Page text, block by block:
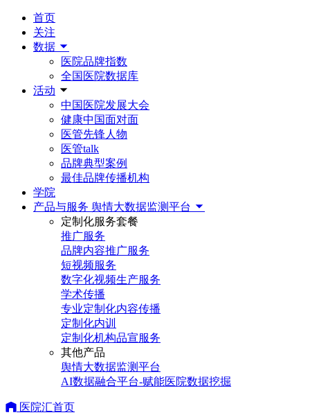
首页
关注
数据
医院品牌指数
全国医院数据库
活动
中国医院发展大会
健康中国面对面
医管先锋人物
医管talk
品牌典型案例
最佳品牌传播机构
学院
产品与服务 舆情大数据监测平台
定制化服务套餐
推广服务
品牌内容推广服务
短视频服务
数字化视频生产服务
学术传播
专业定制化内容传播
定制化内训
定制化机构品宣服务
其他产品
舆情大数据监测平台
AI数据融合平台-赋能医院数据挖掘
医院汇首页